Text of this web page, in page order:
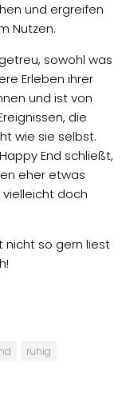
und ergreifen
Nutzen.
sowohl was
Erleben ihrer
und ist von
die
wie sie selbst.
End schließt,
eher etwas
doch
nicht so gern liest
ruhig